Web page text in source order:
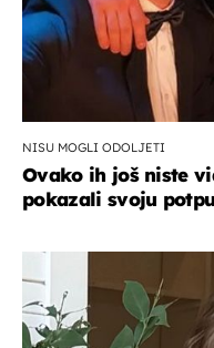
NISU MOGLI ODOLJETI
Ovako ih još niste
pokazali svoju